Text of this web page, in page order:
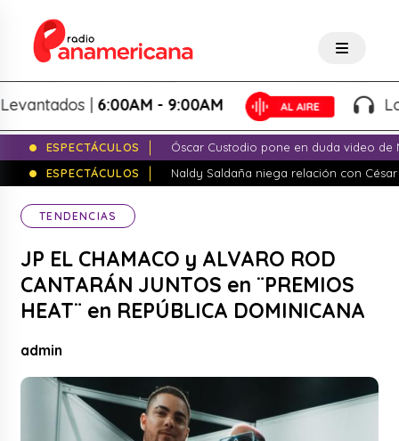
|6:00AM - 9:00AM Lo
ESPECTÁCULOS
Óscar Custodio pone en duda video de
ESPECTÁCULOS
Naldy Saldaña niega relación con
TENDENCIAS
JP EL CHAMACO y ALVARO ROD
CANTARÁN JUNTOS en ¨PREMIOS
HEAT¨ en REPÚBLICA DOMINICANA
admin